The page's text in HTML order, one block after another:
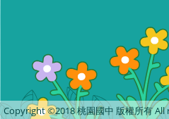
Copyright ©2018 桃園國中 版權所有 All